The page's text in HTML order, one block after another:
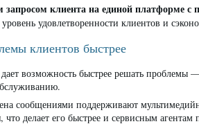
клиента на единой платформе
удовлетворенности клиентов и
клиентов быстрее
возможность быстрее решать проблемы
сообщениями поддерживают
делает его быстрее и сервисным агентам